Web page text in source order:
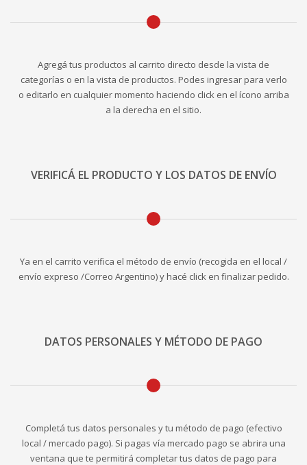
Agregá tus productos al carrito directo desde la vista de
categorías o en la vista de productos. Podes ingresar para verlo
o editarlo en cualquier momento haciendo click en el ícono arriba
a la derecha en el sitio.
VERIFICÁ EL PRODUCTO Y LOS DATOS DE ENVÍO
Ya en el carrito verifica el método de envío (recogida en el local /
envío expreso /Correo Argentino) y hacé click en finalizar pedido.
DATOS PERSONALES Y MÉTODO DE PAGO
Completá tus datos personales y tu método de pago (efectivo
local / mercado pago). Si pagas vía mercado pago se abrira una
ventana que te permitirá completar tus datos de pago para